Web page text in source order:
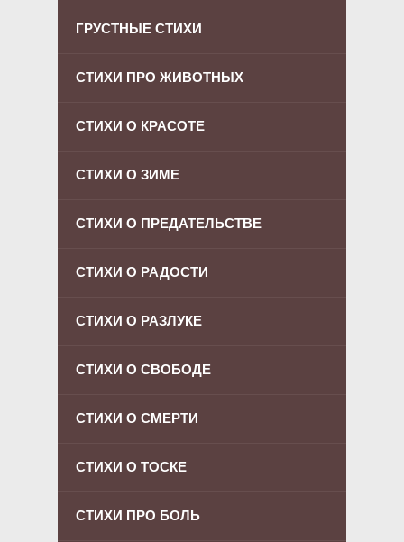
ГРУСТНЫЕ СТИХИ
СТИХИ ПРО ЖИВОТНЫХ
СТИХИ О КРАСОТЕ
СТИХИ О ЗИМЕ
СТИХИ О ПРЕДАТЕЛЬСТВЕ
СТИХИ О РАДОСТИ
СТИХИ О РАЗЛУКЕ
СТИХИ О СВОБОДЕ
СТИХИ О СМЕРТИ
СТИХИ О ТОСКЕ
СТИХИ ПРО БОЛЬ